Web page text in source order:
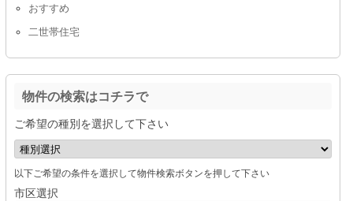
おすすめ
二世帯住宅
物件の検索はコチラで
ご希望の種別を選択して下さい
以下ご希望の条件を選択して物件検索ボタンを押して下さい
市区選択